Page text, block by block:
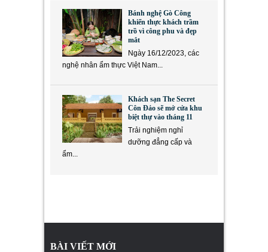
Bánh nghệ Gò Công
khiến thực khách trầm
trồ vì công phu và đẹp
mắt
Ngày 16/12/2023, các
nghệ nhân ẩm thực Việt Nam...
Khách sạn The Secret
Côn Đảo sẽ mở cửa khu
biệt thự vào tháng 11
Trải nghiệm nghỉ
dưỡng đẳng cấp và
ẩm...
BÀI VIẾT MỚI